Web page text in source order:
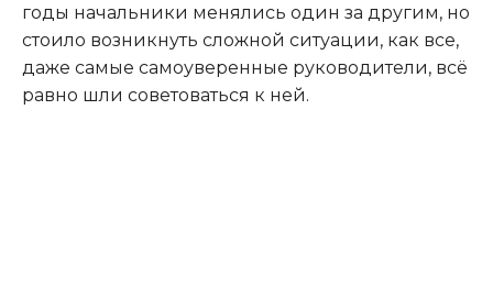
годы начальники менялись один за другим, но
стоило возникнуть сложной ситуации, как все,
даже самые самоуверенные руководители, всё
равно шли советоваться к ней.